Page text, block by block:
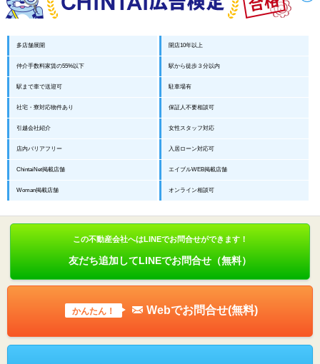
多店舗展開 開店10年以上
仲介手数料家賃の55%以下 駅から徒歩３分以内
駅まで車で送迎可 駐車場有
社宅・寮対応物件あり 保証人不要相談可
引越会社紹介 女性スタッフ対応
店内バリアフリー 入居ローン対応可
ChintaiNet掲載店舗 エイブルWEB掲載店舗
Woman掲載店舗 オンライン相談可
この不動産会社へはLINEでお問合せができます！
友だち追加してLINEでお問合せ（無料）
かんたん！ Webでお問合せ(無料)